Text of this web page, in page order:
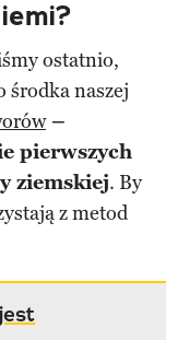
ostatnio,
środka naszej
–
pierwszych
ziemskiej. By
z metod